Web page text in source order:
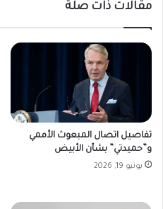
مقالات ذات صلة
تفاصيل اتصال المبعوث الأممي
و”حميدتي” بشأن الأبيض
يونيو 19, 2026